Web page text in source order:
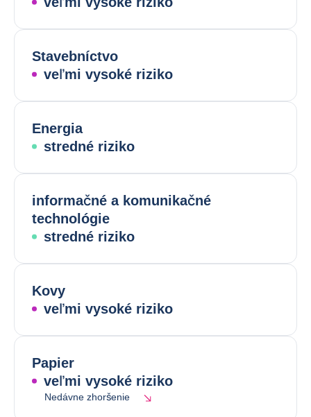
Stavebníctvo
veľmi vysoké riziko
Energia
stredné riziko
informačné a komunikačné
technológie
stredné riziko
Kovy
veľmi vysoké riziko
Papier
veľmi vysoké riziko
Nedávne zhoršenie